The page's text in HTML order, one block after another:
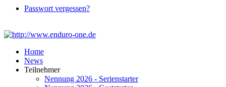
Passwort vergessen?
Home
News
Teilnehmer
Nennung 2026 - Serienstarter